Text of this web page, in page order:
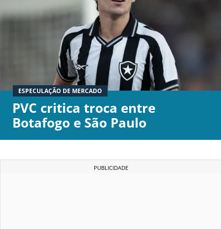
ESPECULAÇÃO DE MERCADO
PVC critica troca entre
Botafogo e São Paulo